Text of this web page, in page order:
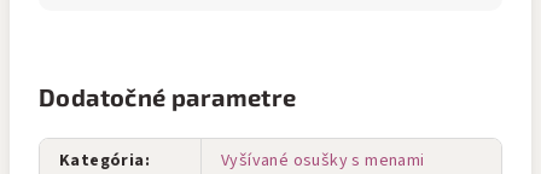
Dodatočné parametre
Kategória:
Vyšívané osušky s menami